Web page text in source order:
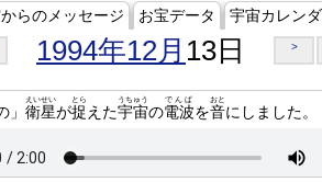
らのメッセージ お宝データ 宇宙カレン
1994年12月 13日 >
衛星
えいせい
が捉
とら
えた宇宙
うちゅう
の電波
でんぱ
を音
おと
にしました。